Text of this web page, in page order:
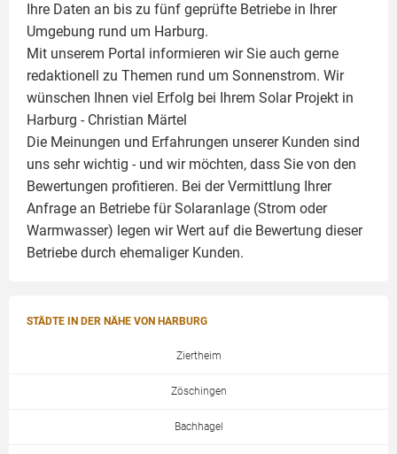
Ihre Daten an bis zu fünf geprüfte Betriebe in Ihrer
Umgebung rund um Harburg.
Mit unserem Portal informieren wir Sie auch gerne
redaktionell zu Themen rund um Sonnenstrom. Wir
wünschen Ihnen viel Erfolg bei Ihrem Solar Projekt in
Harburg - Christian Märtel
Die Meinungen und Erfahrungen unserer Kunden sind
uns sehr wichtig - und wir möchten, dass Sie von den
Bewertungen profitieren. Bei der Vermittlung Ihrer
Anfrage an Betriebe für Solaranlage (Strom oder
Warmwasser) legen wir Wert auf die Bewertung dieser
Betriebe durch ehemaliger Kunden.
STÄDTE IN DER NÄHE VON HARBURG
Ziertheim
Zöschingen
Bachhagel